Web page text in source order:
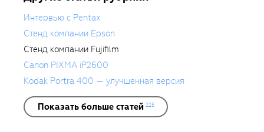
Интервью с Pentax
Стенд компании Epson
Стенд компании Fujifilm
Canon PIXMA iP2600
Kodak Portra 400 — улучшенная версия
Показать больше статей 225